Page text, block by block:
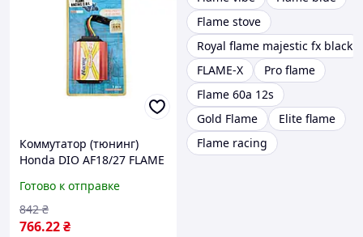
Коммутатор (тюнинг)
Honda DIO AF18/27 FLAME
Готово к отправке
766.22₴
842 ₴
Flame stove
Royal flame majestic fx black
FLAME-X
Pro flame
Flame 60a 12s
Gold Flame
Elite flame
Flame racing